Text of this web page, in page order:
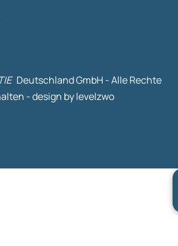
Deutschland GmbH - Alle Rechte
-design by levelzwo